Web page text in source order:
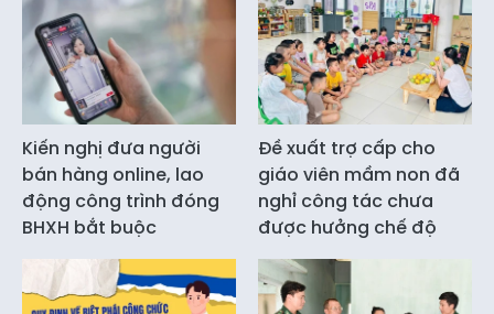
Kiến nghị đưa người
bán hàng online, lao
động công trình đóng
BHXH bắt buộc
Đề xuất trợ cấp cho
giáo viên mầm non đã
nghỉ công tác chưa
được hưởng chế độ